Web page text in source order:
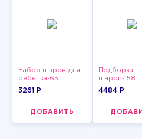
Набор шаров для
ребенка-63
3261 P
ДОБАВИТЬ
Подборка
шаров-158
4484 P